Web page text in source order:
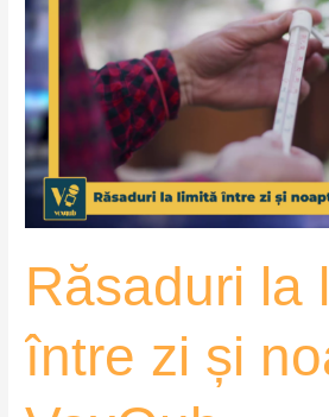
Răsaduri la
între zi și
limită
zi
și
noapte
–
VoxQub